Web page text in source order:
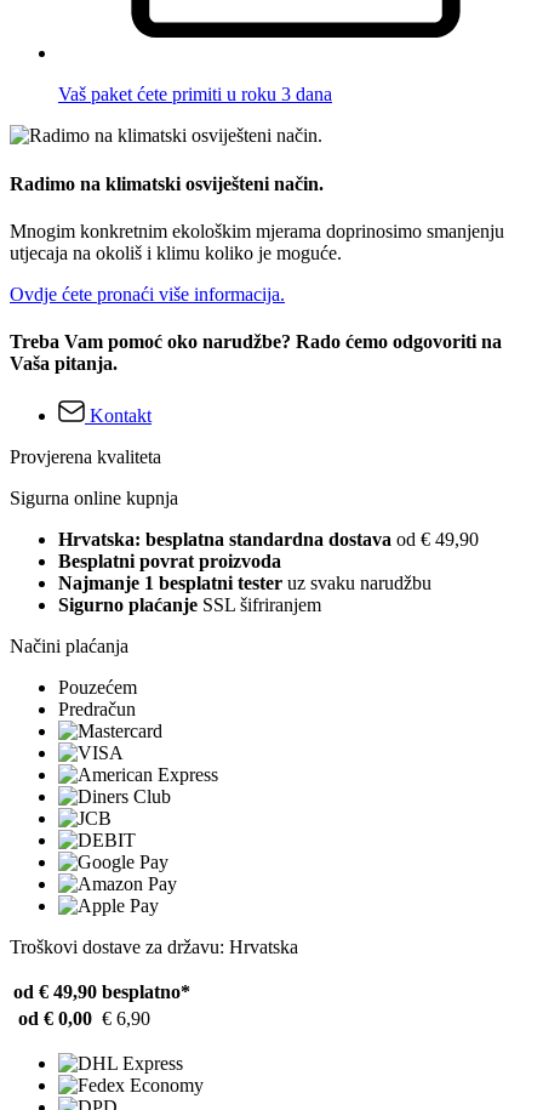
Vaš paket ćete primiti u roku 3 dana
Radimo na klimatski osviješteni način.
Mnogim konkretnim ekološkim mjerama doprinosimo smanjenju
utjecaja na okoliš i klimu koliko je moguće.
Ovdje ćete pronaći više informacija.
Treba Vam pomoć oko narudžbe? Rado ćemo odgovoriti na
Vaša pitanja.
Kontakt
Provjerena kvaliteta
Sigurna online kupnja
Hrvatska: besplatna standardna dostava od € 49,90
Besplatni povrat proizvoda
Najmanje 1 besplatni tester uz svaku narudžbu
Sigurno plaćanje SSL šifriranjem
Načini plaćanja
Pouzećem
Predračun
Troškovi dostave za državu: Hrvatska
od € 49,90 besplatno*
od € 0,00 € 6,90